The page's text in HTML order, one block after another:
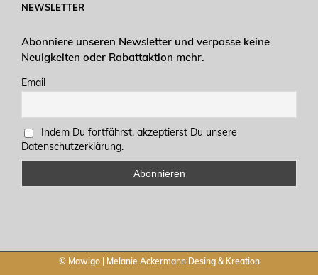
NEWSLETTER
Abonniere unseren Newsletter und verpasse keine
Neuigkeiten oder Rabattaktion mehr.
Email
Indem Du fortfährst, akzeptierst Du unsere
Datenschutzerklärung.
© Mawigo | Melanie Ackermann Desing & Kreation